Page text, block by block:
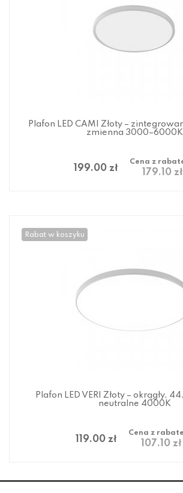
Plafon LED CAMI Złoty –
zmienna 3000–6000K
199.00 zł
Cena z
179.10 zł
Rabat w koszyku
Plafon LED VERI Złoty – okrągły,
neutralne 4000K
119.00 zł
Cena z
107.10 zł